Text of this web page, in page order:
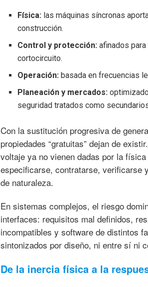
Física: las máquinas síncronas
construcción.
Control y protección:afinados
cortocircuito.
Operación:basada en frecuencias
Planeación y mercados:
seguridad tratados como
Con la sustitución progresiva de
propiedades “gratuitas” dejan de
voltaje ya no vienen dadas por la
especificarse, contratarse, verificarse
de naturaleza.
En sistemas complejos, el riesgo
interfaces: requisitos mal definidos,
incompatibles y software de distintos
sintonizados por diseño, ni entre sí ni
De la inercia física a la